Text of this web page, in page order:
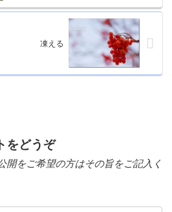
凍える
をどうぞ
をご希望の方はその旨をご記入く